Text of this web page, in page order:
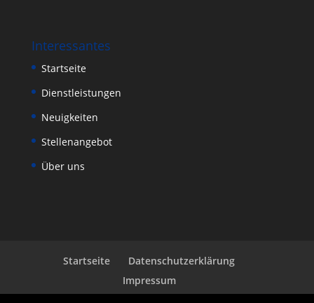
Interessantes
Startseite
Dienstleistungen
Neuigkeiten
Stellenangebot
Über uns
Startseite
Datenschutzerklärung
Impressum